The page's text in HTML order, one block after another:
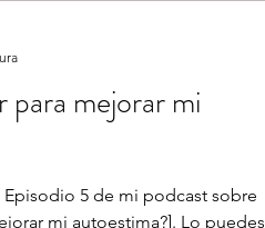
para mejorar mi
5 de mi podcast sobre
mi autoestima?]. Lo puedes